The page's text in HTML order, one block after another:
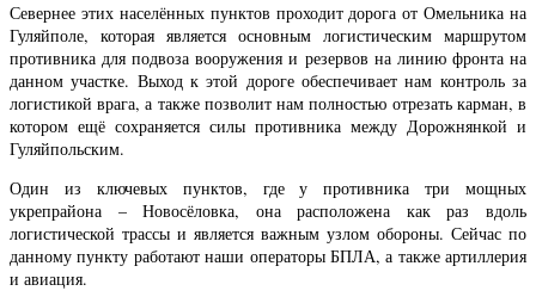
Севернее этих населённых пунктов проходит дорога от Омельника на
Гуляйполе, которая является основным логистическим маршрутом
противника для подвоза вооружения и резервов на линию фронта на
данном участке. Выход к этой дороге обеспечивает нам контроль за
логистикой врага, а также позволит нам полностью отрезать карман, в
котором ещё сохраняется силы противника между Дорожнянкой и
Гуляйпольским.
Один из ключевых пунктов, где у противника три мощных
укрепрайона – Новосёловка, она расположена как раз вдоль
логистической трассы и является важным узлом обороны. Сейчас по
данному пункту работают наши операторы БПЛА, а также артиллерия
и авиация.